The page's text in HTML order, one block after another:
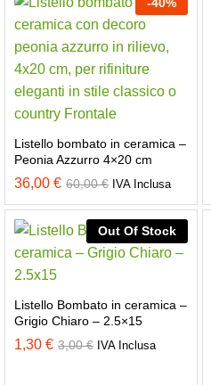
Listello bombato in ceramica –
Peonia Azzurro 4×20 cm
36,00 € 60,00€ IVA Inclusa
Out Of Stock
Listello Bombato in ceramica –
Grigio Chiaro – 2.5×15
1,30 € 3,00€ IVA Inclusa